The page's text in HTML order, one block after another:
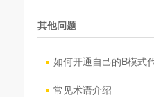
其他问题
如何开通自己的B模式
常见术语介绍